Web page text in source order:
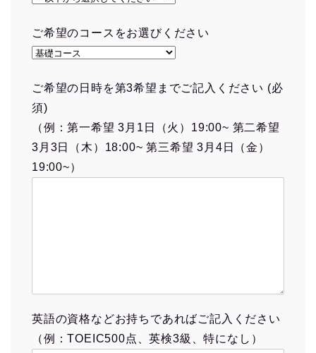
ご希望のコースをお選びください
ご希望の日時を第3希望までご記入ください (必
須)
（例：第一希望 3月1日（火）19:00~ 第二希望
3月3日（木）18:00~ 第三希望 3月4日（金）
19:00~）
英語の資格などお持ちであればご記入ください
（例：TOEIC500点、英検3級、特になし）